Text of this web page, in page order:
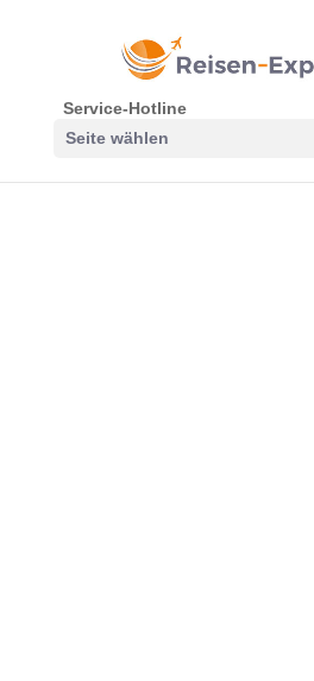
Service-Hotline
Seite wählen